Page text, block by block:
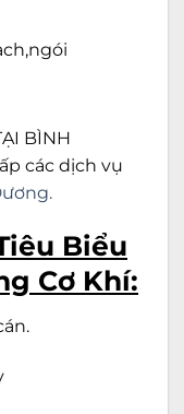
BÌNH
các dịch vụ
Biểu
Cơ Khí: